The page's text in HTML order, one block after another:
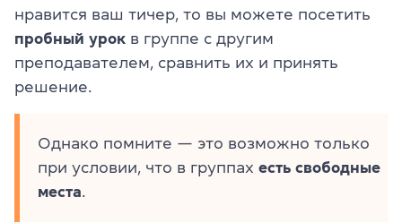
нравится ваш тичер, то вы можете посетить
пробный урок в группе с другим
преподавателем, сравнить их и принять
решение.
Однако помните — это возможно только
при условии, что в группах есть свободные
места.